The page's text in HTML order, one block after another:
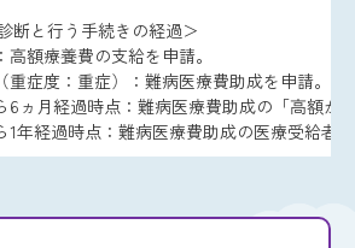
断と行う手続きの経過＞
高額療養費の支給を申請。
重症度：重症）：難病医療費助成を申請。
6ヵ月経過時点：難病医療費助成の「高額か
1年経過時点：難病医療費助成の医療受給者